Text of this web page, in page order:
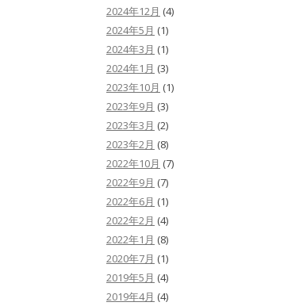
2024年12月 (4)
2024年5月 (1)
2024年3月 (1)
2024年1月 (3)
2023年10月 (1)
2023年9月 (3)
2023年3月 (2)
2023年2月 (8)
2022年10月 (7)
2022年9月 (7)
2022年6月 (1)
2022年2月 (4)
2022年1月 (8)
2020年7月 (1)
2019年5月 (4)
2019年4月 (4)